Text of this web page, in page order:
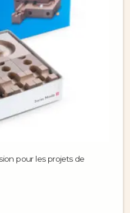
pour les projets de